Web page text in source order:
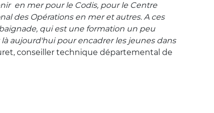
en mer pour le Codis, pour le Centre
des Opérations en mer et autres. A ces
qui est une formation un peu
aujourd'hui pour encadrer les jeunes dans
conseiller technique départemental de